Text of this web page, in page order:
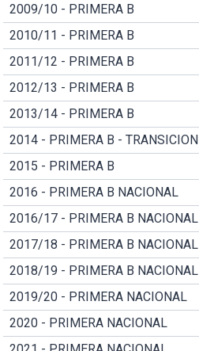
2009/10 - PRIMERA B
2010/11 - PRIMERA B
2011/12 - PRIMERA B
2012/13 - PRIMERA B
2013/14 - PRIMERA B
2014 - PRIMERA B - TRANSICION
2015 - PRIMERA B
2016 - PRIMERA B NACIONAL
2016/17 - PRIMERA B NACIONAL
2017/18 - PRIMERA B NACIONAL
2018/19 - PRIMERA B NACIONAL
2019/20 - PRIMERA NACIONAL
2020 - PRIMERA NACIONAL